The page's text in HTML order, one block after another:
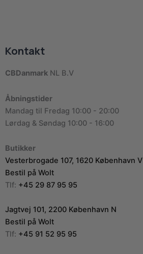
Kontakt
CBDanmark NL B.V
Åbningstider
Mandag til Fredag 10:00 - 20:00
Lørdag & Søndag 10:00 - 16:00
Butikker
Vesterbrogade 107, 1620 København V
Bestil på Wolt
Tlf: +45 29 87 95 95
Jagtvej 101, 2200 København N
Bestil på Wolt
Tlf: +45 91 52 95 95